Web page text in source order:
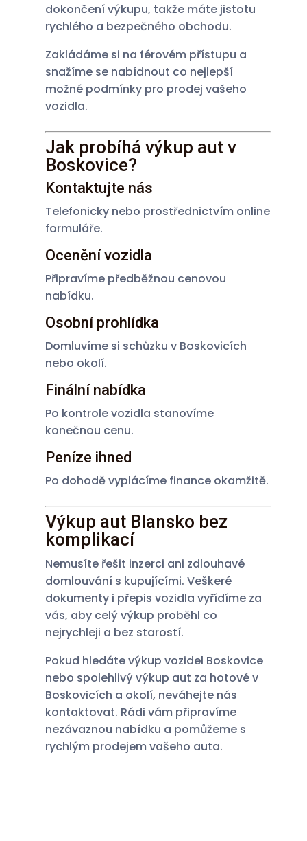
dokončení výkupu, takže máte jistotu
rychlého a bezpečného obchodu.
Zakládáme si na férovém přístupu a
snažíme se nabídnout co nejlepší
možné podmínky pro prodej vašeho
vozidla.
Jak probíhá výkup aut v
Boskovice?
Kontaktujte nás
Telefonicky nebo prostřednictvím online
formuláře.
Ocenění vozidla
Připravíme předběžnou cenovou
nabídku.
Osobní prohlídka
Domluvíme si schůzku v Boskovicích
nebo okolí.
Finální nabídka
Po kontrole vozidla stanovíme
konečnou cenu.
Peníze ihned
Po dohodě vyplácíme finance okamžitě.
Výkup aut Blansko bez
komplikací
Nemusíte řešit inzerci ani zdlouhavé
domlouvání s kupujícími. Veškeré
dokumenty i přepis vozidla vyřídíme za
vás, aby celý výkup proběhl co
nejrychleji a bez starostí.
Pokud hledáte výkup vozidel Boskovice
nebo spolehlivý výkup aut za hotové v
Boskovicích a okolí, neváhejte nás
kontaktovat. Rádi vám připravíme
nezávaznou nabídku a pomůžeme s
rychlým prodejem vašeho auta.